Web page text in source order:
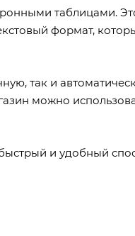
таблицами.
формат,
так и
можно
и удобный